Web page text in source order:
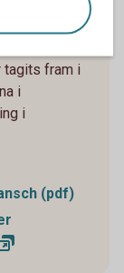
med
tagits fram i
i
i
(pdf)